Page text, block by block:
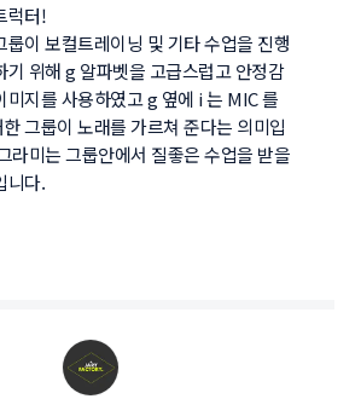
럭터!
룹이 보컬트레이닝 및 기타 수업을 진행
기 위해 g 알파벳을 고급스럽고 안정감
미지를 사용하였고 g 옆에 i 는 MIC 를
그룹이 노래를 가르쳐 준다는 의미입
라미는 그룹안에서 질좋은 수업을 받을
니다.